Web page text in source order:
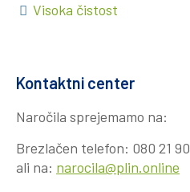
Visoka čistost
Kontaktni center
Naročila sprejemamo na:
Brezlačen telefon: 080 21 90
ali na: narocila@plin.online